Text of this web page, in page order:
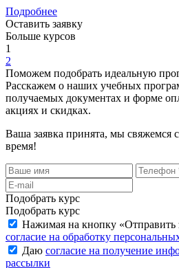
Подробнее
Оставить заявку
Больше курсов
1
2
Поможем подобрать идеальную
Расскажем о наших учебных
получаемых документах и форме
акциях и скидках.
Ваша заявка принята, мы свяжемся
время!
Подобрать курс
Подобрать курс
Нажимая на кнопку «Отправить
согласие на обработку
Даю согласие на получение
рассылки